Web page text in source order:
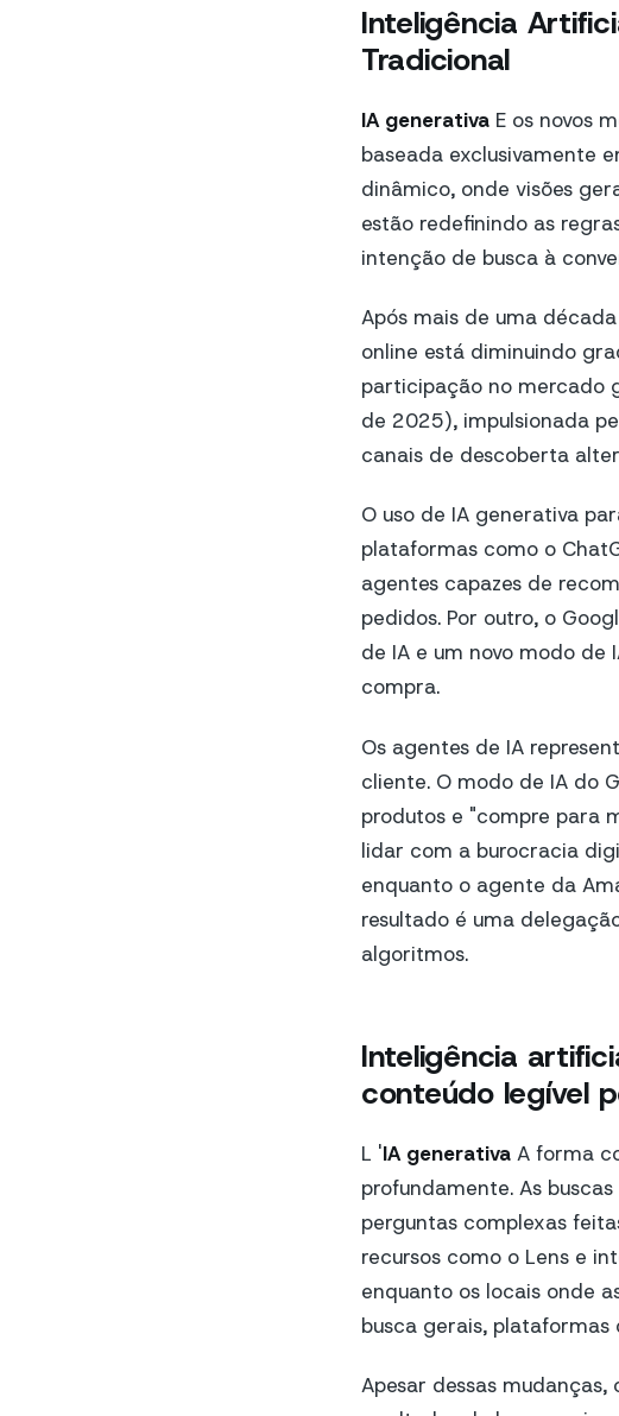
Inteligência
Tradicional
IA generativa E os novos
baseada exclusivamente
dinâmico, onde visões
estão redefinindo as
intenção de busca à
Após mais de uma
online está diminuindo
participação no mercado
de 2025), impulsionada
canais de descoberta
O uso de IA generativa
plataformas como o
agentes capazes de
pedidos. Por outro, o
de IA e um novo modo de
compra.
Os agentes de IA
cliente. O modo de IA do
produtos e "compre para
lidar com a burocracia
enquanto o agente da
resultado é uma
algoritmos.
Inteligência
conteúdo legível
L 'IA generativa A forma
profundamente. As
perguntas complexas
recursos como o Lens e
enquanto os locais onde
busca gerais, plataformas
Apesar dessas